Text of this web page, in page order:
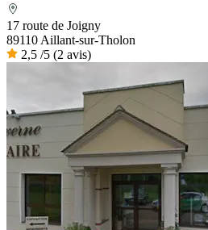
17 route de Joigny
89110 Aillant-sur-Tholon
2,5 /5 (2 avis)